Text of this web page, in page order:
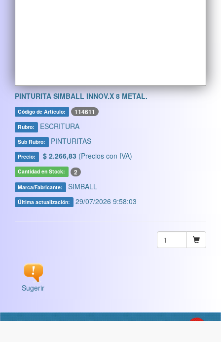
PINTURITA SIMBALL INNOV.X 8 METAL.
Código de Artículo: 114611
Rubro: ESCRITURA
Sub Rubro: PINTURITAS
Precio: $ 2.266,83 (Precios con IVA)
Cantidad en Stock: 2
Marca/Fabricante: SIMBALL
Última actualización: 29/07/2026 9:58:03
Sugerir